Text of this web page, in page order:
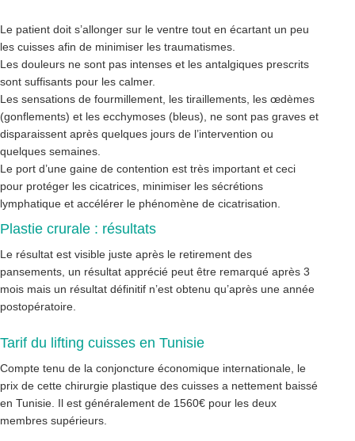
Le patient doit s’allonger sur le ventre tout en écartant un peu
les cuisses afin de minimiser les traumatismes.
Les douleurs ne sont pas intenses et les antalgiques prescrits
sont suffisants pour les calmer.
Les sensations de fourmillement, les tiraillements, les œdèmes
(gonflements) et les ecchymoses (bleus), ne sont pas graves et
disparaissent après quelques jours de l’intervention ou
quelques semaines.
Le port d’une gaine de contention est très important et ceci
pour protéger les cicatrices, minimiser les sécrétions
lymphatique et accélérer le phénomène de cicatrisation.
Plastie crurale : résultats
Le résultat est visible juste après le retirement des
pansements, un résultat apprécié peut être remarqué après 3
mois mais un résultat définitif n’est obtenu qu’après une année
postopératoire.
Tarif du lifting cuisses en Tunisie
Compte tenu de la conjoncture économique internationale, le
prix de cette chirurgie plastique des cuisses a nettement baissé
en Tunisie. Il est généralement de 1560€ pour les deux
membres supérieurs.